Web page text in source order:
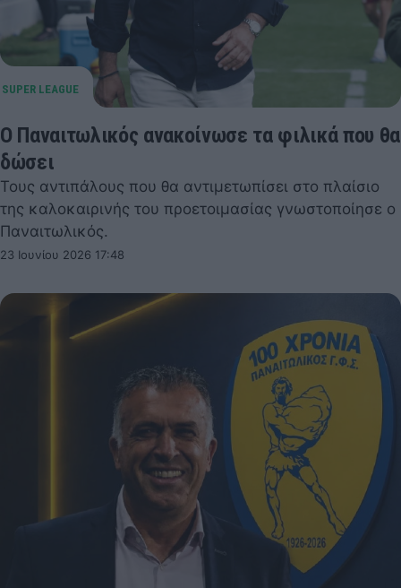
Ο Παναιτωλικός ανακοίνωσε τα φιλικά που θα
δώσει
Τους αντιπάλους που θα αντιμετωπίσει στο πλαίσιο
της καλοκαιρινής του προετοιμασίας γνωστοποίησε ο
Παναιτωλικός.
23 Ιουνίου 2026 17:48